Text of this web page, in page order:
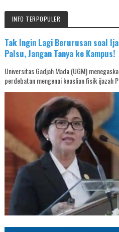
INFO TERPOPULER
Tak Ingin Lagi Berurusan soal
Palsu, Jangan Tanya ke Kampus!
Universitas Gadjah Mada (UGM)
perdebatan mengenai keaslian fisik ijazah